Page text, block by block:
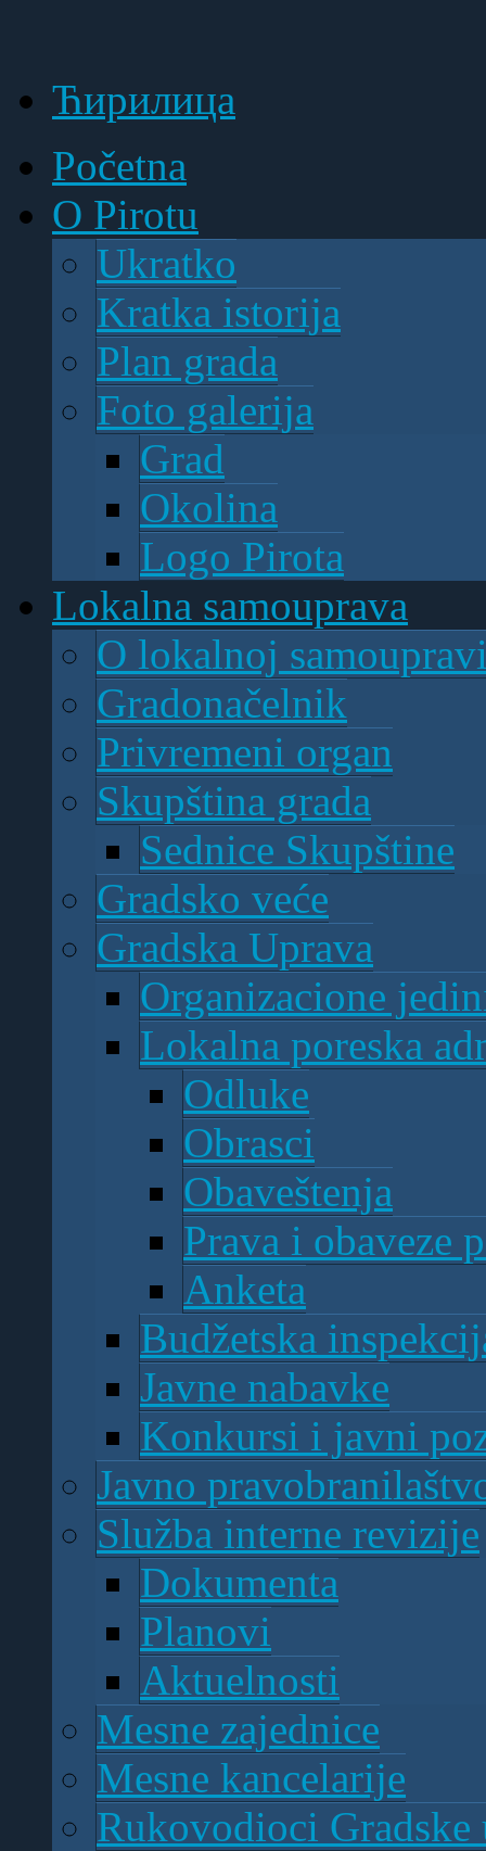
Ћирилица
Početna
O Pirotu
Ukratko
Kratka istorija
Plan grada
Foto galerija
Grad
Okolina
Logo Pirota
Lokalna samouprava
O lokalnoj
Gradonačelnik
Privremeni organ
Skupština grada
Sednice Skupštine
Gradsko veće
Gradska Uprava
Organizacione
Lokalna poreska
Odluke
Obrasci
Obaveštenja
Prava i obaveze
Anketa
Budžetska
Javne nabavke
Konkursi i javni
Javno
Služba interne revizije
Dokumenta
Planovi
Aktuelnosti
Mesne zajednice
Mesne kancelarije
Rukovodioci Gradske